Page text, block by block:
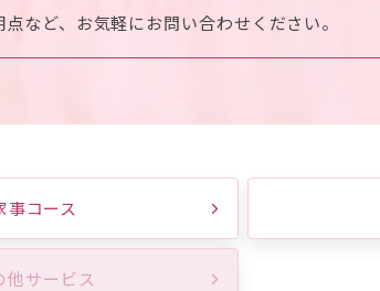
など、お気軽にお問い合わせください。
事コース
他サービス